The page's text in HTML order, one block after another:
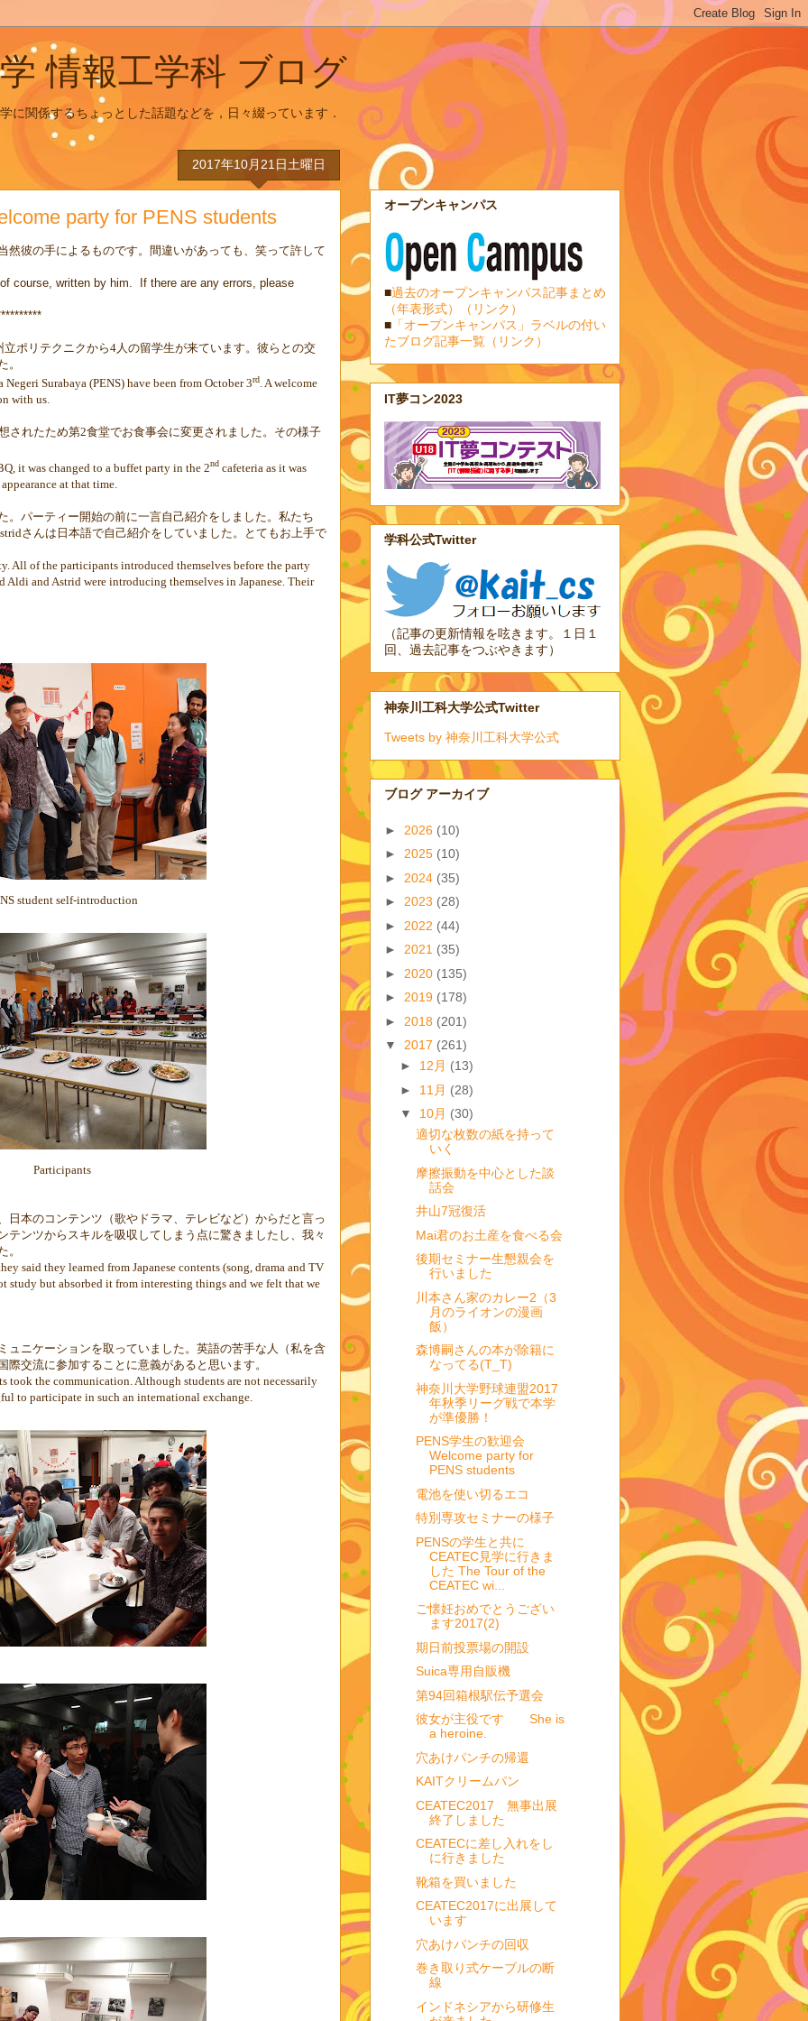
情報工学科 ブログ
に関係するちょっとした話題などを，日々綴っています．
2017年10月21日土曜日
party for PENS students
然彼の手によるものです。間違いがあっても、笑って許して
course, written by him. If there are any errors, please
ポリテクニクから4人の留学生が来ています。彼らとの交
。
Surabaya (PENS) have been from October 3rd. A welcome
with us.
されたため第2食堂でお食事会に変更されました。 その様子
it was changed to a buffet party in the 2nd cafeteria as it was
at that time.
。 パーティー開始の前に一言自己紹介をしました。私たち
さんは日本語で自己紹介をしていました。とてもお上手で
All of the participants introduced themselves before the party
Aldi and Astrid were introducing themselves in Japanese. Their
student self-introduction
Participants
日本のコンテンツ（歌やドラマ、テレビなど）からだと言っ
テンツからスキルを吸収してしまう点に驚きましたし、我々
。
said they learned from Japanese contents (song, drama and TV
study but absorbed it from interesting things and we felt that we
ュニケーションを取っていました。英語の苦手な人（私を含
交流に参加することに意義があると思います。
took the communication. Although students are not necessarily
to participate in such an international exchange.
オープンキャンパス
■過去のオープンキャンパス記事まとめ
（年表形式）（リンク）
■ 「オープンキャンパス」ラベルの付い
たブログ記事一覧（リンク）
IT夢コン2023
学科公式Twitter
（記事の更新情報を呟きます。１日１
回、過去記事をつぶやきます）
神奈川工科大学公式Twitter
Tweets by 神奈川工科大学公式
ブログ アーカイブ
► 2026 (10)
► 2025 (10)
► 2024 (35)
► 2023 (28)
► 2022 (44)
► 2021 (35)
► 2020 (135)
► 2019 (178)
► 2018 (201)
▼ 2017 (261)
► 12月 (13)
► 11月 (28)
▼ 10月 (30)
適切な枚数の紙を持って
いく
摩擦振動を中心とした談
話会
井山7冠復活
Mai君のお土産を食べる会
後期セミナー生懇親会を
行いました
川本さん家のカレー2（3
月のライオンの漫画
飯）
森博嗣さんの本が除籍に
なってる(T_T)
神奈川大学野球連盟2017
年秋季リーグ戦で本学
が準優勝！
PENS学生の歓迎会
Welcome party for
PENS students
電池を使い切るエコ
特別専攻セミナーの様子
PENSの学生と共に
CEATEC見学に行きま
した The Tour of the
CEATEC wi...
ご懐妊おめでとうござい
ます2017(2)
期日前投票場の開設
Suica専用自販機
第94回箱根駅伝予選会
彼女が主役です She is
a heroine.
穴あけパンチの帰還
KAITクリームパン
CEATEC2017 無事出展
終了しました
CEATECに差し入れをし
に行きました
靴箱を買いました
CEATEC2017に出展して
います
穴あけパンチの回収
巻き取り式ケーブルの断
線
インドネシアから研修生